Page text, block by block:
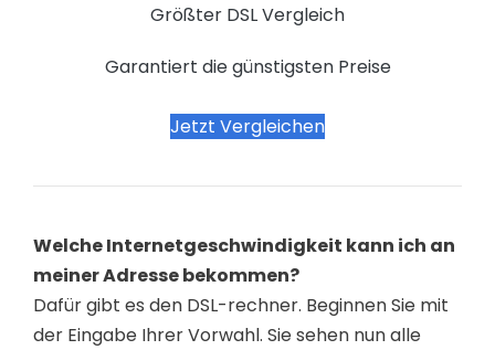
Größter DSL Vergleich
Garantiert die günstigsten Preise
Jetzt Vergleichen
Welche Internetgeschwindigkeit kann ich an
meiner Adresse bekommen?
Dafür gibt es den DSL-rechner. Beginnen Sie mit
der Eingabe Ihrer Vorwahl. Sie sehen nun alle